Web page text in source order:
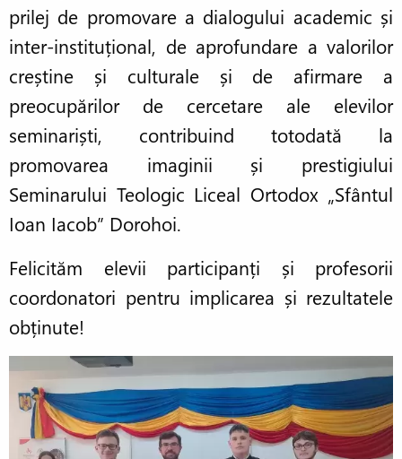
prilej de promovare a dialogului academic și
inter-instituțional, de aprofundare a valorilor
creștine și culturale și de afirmare a
preocupărilor de cercetare ale elevilor
seminariști, contribuind totodată la
promovarea imaginii și prestigiului
Seminarului Teologic Liceal Ortodox „Sfântul
Ioan Iacob” Dorohoi.
Felicităm elevii participanți și profesorii
coordonatori pentru implicarea și rezultatele
obținute!